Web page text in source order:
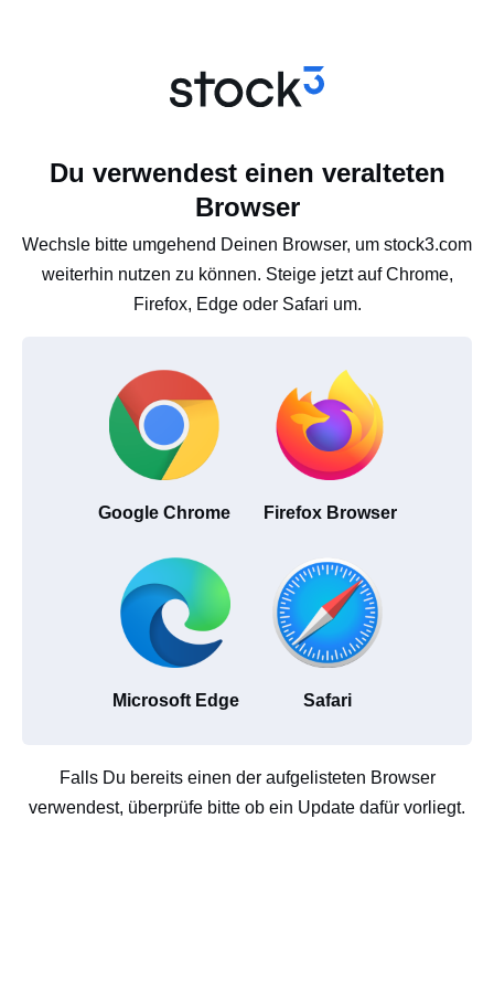
Du verwendest einen veralteten
Browser
Wechsle bitte umgehend Deinen Browser, um stock3.com
weiterhin nutzen zu können. Steige jetzt auf Chrome,
Firefox, Edge oder Safari um.
Google Chrome Firefox Browser
Microsoft Edge Safari
Falls Du bereits einen der aufgelisteten Browser
verwendest, überprüfe bitte ob ein Update dafür vorliegt.